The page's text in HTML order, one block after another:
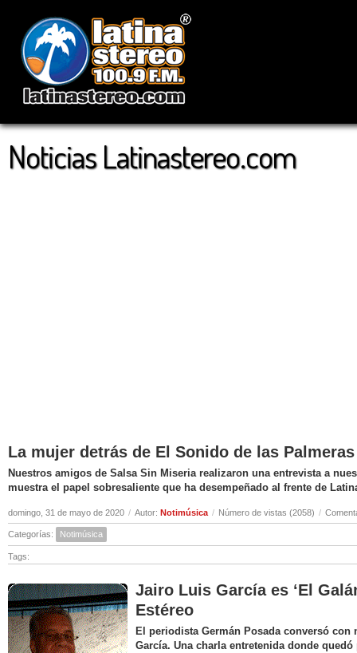
Noticias Latinastereo.com
La mujer detrás de El Sonido de las Palmeras
Nuestros amigos de Salsa Sin Miseria realizaron una entrevista a
muestra el papel sobresaliente que ha desempeñado al frente de
domingo, 31 de mayo de 2020 / Autor: Notimúsica / Número de vistas (2058) /
Categorías: Notimúsica
Tags:
Jairo Luis García es ‘El
Estéreo
El periodista Germán Posada conversó
García. Una charla entretenida donde